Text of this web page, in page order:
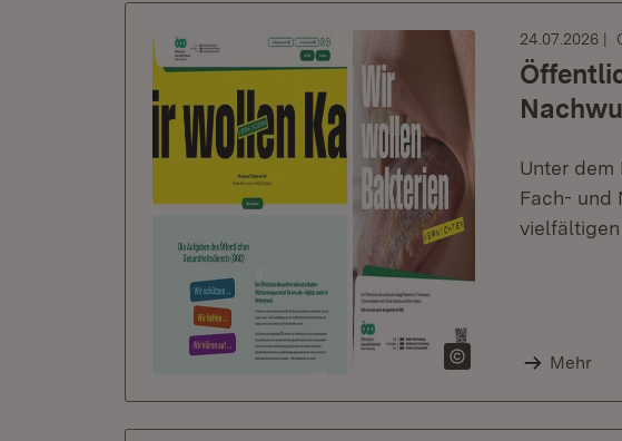
24.07.2026
Unter dem
Fach- und
Mehr